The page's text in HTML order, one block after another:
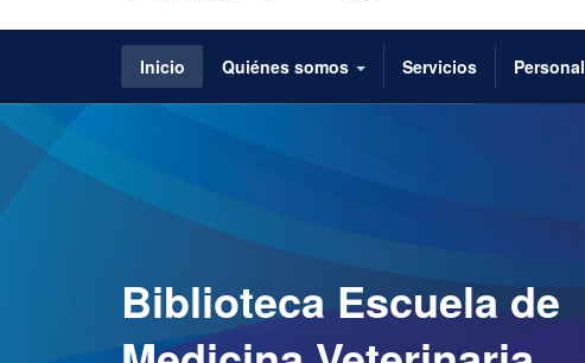
Inicio Quiénes somos Servicios Personal